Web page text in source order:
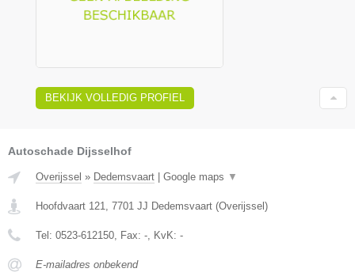
BEKIJK VOLLEDIG PROFIEL
Autoschade Dijsselhof
Overijssel » Dedemsvaart Google maps ▼
Hoofdvaart 121, 7701 JJ Dedemsvaart (Overijssel )
Tel: 0523-612150, Fax: -, KvK: -
E-mailadres onbekend